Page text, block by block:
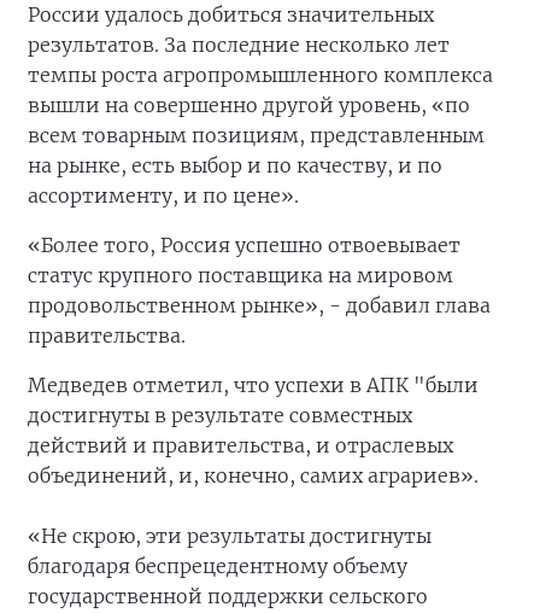
России удалось добиться значительных
результатов. За последние несколько лет
темпы роста агропромышленного комплекса
вышли на совершенно другой уровень, «по
всем товарным позициям, представленным
на рынке, есть выбор и по качеству, и по
ассортименту, и по цене».
«Более того, Россия успешно отвоевывает
статус крупного поставщика на мировом
продовольственном рынке», - добавил глава
правительства.
Медведев отметил, что успехи в АПК "были
достигнуты в результате совместных
действий и правительства, и отраслевых
объединений, и, конечно, самих аграриев».
«Не скрою, эти результаты достигнуты
благодаря беспрецедентному объему
государственной поддержки сельского